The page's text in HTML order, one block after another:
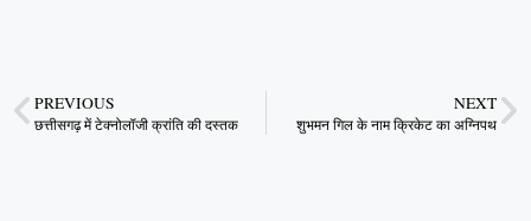
PREVIOUS
छत्तीसगढ़ में टेक्नोलॉजी क्रांति की दस्तक
NEXT
शुभमन गिल के नाम क्रिकेट का अग्निपथ